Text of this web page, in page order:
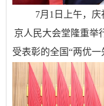
7月1日上午，
京人民大会堂隆重举
受表彰的全国“两优